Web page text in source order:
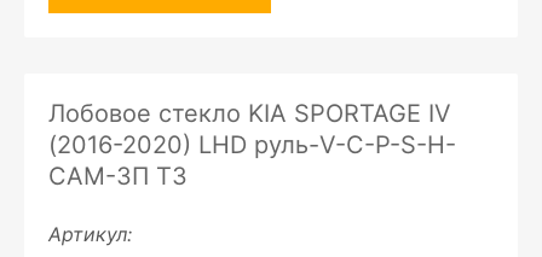
Лобовое стекло KIA SPORTAGE IV
(2016-2020) LHD руль-V-C-P-S-H-
CAM-ЗП ТЗ
Артикул: